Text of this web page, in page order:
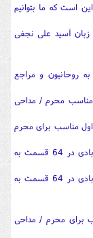
است که ما بتوانیم
آسید علی نجفی
روحانیون و مراجع
محرم / مداحی
مناسب برای محرم
شرح زیارت جامعه کبیره توسط استاد آیت الله ضیاء آبادی در 64 قسمت به
شرح زیارت جامعه کبیره توسط استاد آیت الله ضیاء آبادی در 64 قسمت به
برای محرم / مداحی